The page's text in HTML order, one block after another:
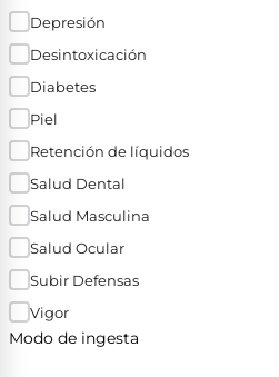
Depresión
Desintoxicación
Diabetes
Piel
Retención de líquidos
Salud Dental
Salud Masculina
Salud Ocular
Subir Defensas
Vigor
Modo de ingesta